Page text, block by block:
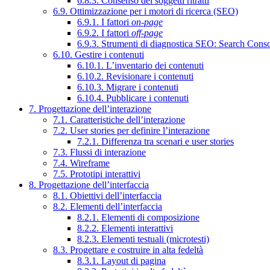
6.9. Ottimizzazione per i motori di ricerca (SEO)
6.9.1. I fattori on-page
6.9.2. I fattori off-page
6.9.3. Strumenti di diagnostica SEO: Search
6.10. Gestire i contenuti
6.10.1. L’inventario dei contenuti
6.10.2. Revisionare i contenuti
6.10.3. Migrare i contenuti
6.10.4. Pubblicare i contenuti
7. Progettazione dell’interazione
7.1. Caratteristiche dell’interazione
7.2. User stories per definire l’interazione
7.2.1. Differenza tra scenari e user stories
7.3. Flussi di interazione
7.4. Wireframe
7.5. Prototipi interattivi
8. Progettazione dell’interfaccia
8.1. Obiettivi dell’interfaccia
8.2. Elementi dell’interfaccia
8.2.1. Elementi di composizione
8.2.2. Elementi interattivi
8.2.3. Elementi testuali (microtesti)
8.3. Progettare e costruire in alta fedeltà
8.3.1. Layout di pagina